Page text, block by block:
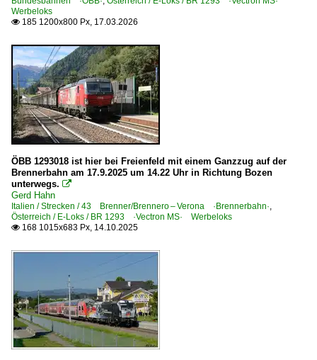
Unternehmen (L - Z)
Italien
Strecken
43 Brenner/Brennero – Verona ·Brennerbahn·
Österreich
Bahnhöfe
Knittelfeld
BR 1293 ·Vectron MS·
Elektrotriebzüge
BR 4024 ·Talent 4-teilig·
Werbeloks
 185 1200x800 Px, 17.03.2026
ÖBB 1293018 ist hier bei Freienfeld mit einem Ganzzug auf der
Brennerbahn am 17.9.2025 um 14.22 Uhr in Richtung Bozen
unterwegs. 
Gerd Hahn
Italien / Strecken / 43 Brenner/Brennero – Verona ·Brennerbahn·,
Österreich / E-Loks / BR 1293 ·Vectron MS· Werbeloks
 168 1015x683 Px, 14.10.2025